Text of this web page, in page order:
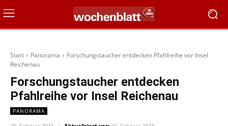
Start Panorama
Forschungstaucher entdecken Pfahlreihe vor Insel
Reichenau
Forschungstaucher entdecken
Pfahlreihe vor Insel Reichenau
PANORAMA